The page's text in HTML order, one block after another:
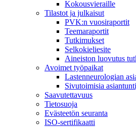
Kokousvieraille
Tilastot ja julkaisut
PVK:n vuosiraportit
Teemaraportit
Tutkimukset
Selkokieliesite
Aineiston luovutus
Avoimet työpaikat
Lastenneurologian
Sivutoimisia
Saavutettavuus
Tietosuoja
Evästeetön seuranta
ISO-sertifikaatti